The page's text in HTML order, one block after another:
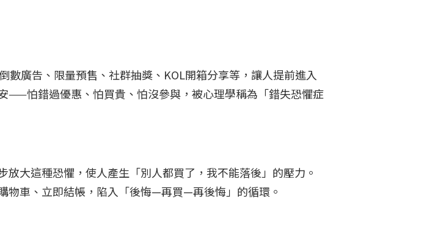
廣告、限量預售、社群抽獎、KOL開箱分享等，讓人提前進入
——怕錯過優惠、怕買貴、怕沒參與，被心理學稱為「錯失恐懼症
大這種恐懼，使人產生「別人都買了，我不能落後」的壓力。
物車、立即結帳，陷入「後悔—再買—再後悔」的循環。